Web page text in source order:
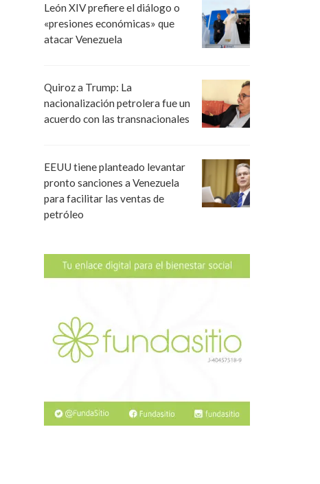
León XIV prefiere el diálogo o
«presiones económicas» que
atacar Venezuela
Quiroz a Trump: La
nacionalización petrolera fue un
acuerdo con las transnacionales
EEUU tiene planteado levantar
pronto sanciones a Venezuela
para facilitar las ventas de
petróleo